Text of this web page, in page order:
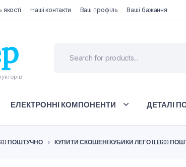
Наші контакти Ваш профіль Ваші бажання
ЕЛЕКТРОННІ КОМПОНЕНТИ ДЕТАЛІ
ПОШТУЧНО КУПИТИ СКОШЕНІ КУБИКИ ЛЕГО (LEGO)